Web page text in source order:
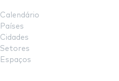
Calendário
Países
Cidades
Setores
Espaços